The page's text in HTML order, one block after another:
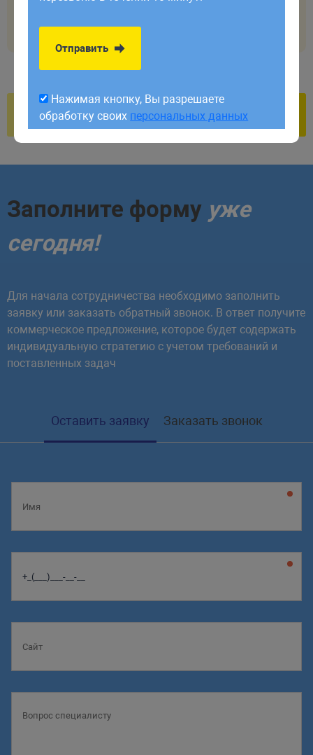
</template>
Заполните форму уже
сегодня!
Для начала сотрудничества необходимо заполнить
заявку или заказать обратный звонок. В ответ получите
коммерческое предложение, которое будет содержать
индивидуальную стратегию с учетом требований и
поставленных задач
Оставить заявку Заказать звонок
обработку своихперсональных данных
Отправить
Нажимая кнопку, Вы разрешаете
обработку своих персональных данных